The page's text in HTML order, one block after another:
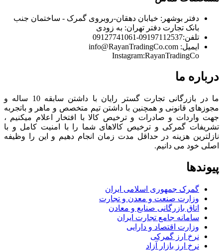
دفتر بوشهر: خیابان دهقان-روبروی گمرک - ساختمان جنب
بانک تجارت دفتر تهران: به زودی
تلفن:09197112537-09127741061
ایمیل: info@RayanTradingCo.com
Instagram:RayanTradingCo
درباره ما
ما در بازرگانی تجارت گستر رایان با داشتن سابقه 10 ساله و
مجوزهای قانونی و همچنین با داشتن تیم متخصص و ماهر و باتجربه
جهت واردات و صادرات و ترخیص کالا با افتخار اعلام میکنیم ،
تشریفات گمرکی و ترخیص کالاهای شما را با امنیت کامل و با
نازلترین هزینه در حداقل مدت زمان انجام دهیم و این را وظیفه
اصلی خود می دانیم.
پیوندها
گمرک جمهوری اسلامی ایران
وزارت صنعت و معدن و تجارت
اتاق بازرگانی صنایع و معادن
سامانه جامع تجارت ایران
وزارت اقتصاد و دارایی
نرخ ارز گمرکی
نرخ ارز بازار آزاد